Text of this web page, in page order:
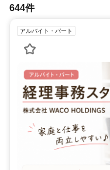
644件
アルバイト・パート